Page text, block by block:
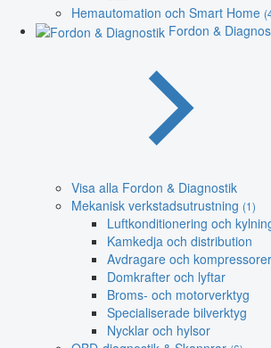
Hemautomation och Smart Home
Fordon &
Visa alla Fordon & Diagnostik
Mekanisk verkstadsutrustning (1)
Luftkonditionering och
Kamkedja och distribution
Avdragare och kompressorer
Domkrafter och lyftar
Broms- och motorverktyg
Specialiserade bilverktyg
Nycklar och hylsor